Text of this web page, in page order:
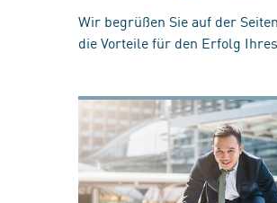
Wir begrüßen Sie auf der
die Vorteile für den Erfolg